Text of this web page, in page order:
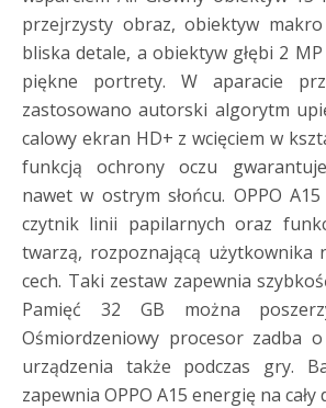
przejrzysty obraz, obiektyw
bliska detale, a obiektyw głębi 2
piękne portrety. W aparacie
zastosowano autorski algorytm
calowy ekran HD+ z wcięciem w
funkcją ochrony oczu
nawet w ostrym słońcu. OPPO
czytnik linii papilarnych oraz
twarzą, rozpoznającą użytkownika
cech. Taki zestaw zapewnia
Pamięć 32 GB można
Ośmiordzeniowy procesor zadba o
urządzenia także podczas gry.
zapewnia OPPO A15 energię na cały